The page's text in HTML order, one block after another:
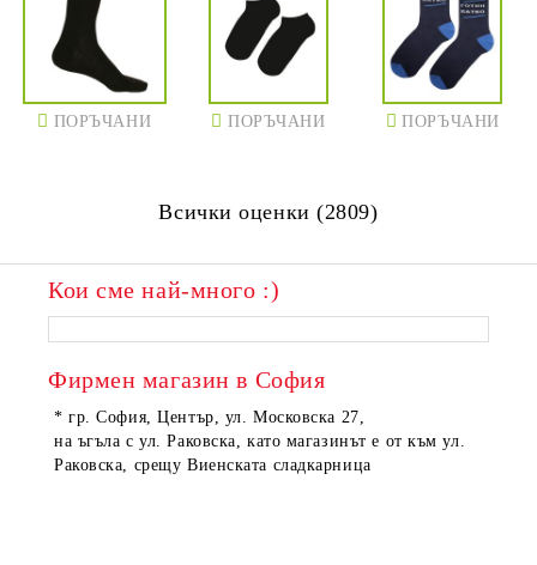
ПОРЪЧАНИ ПОРЪЧАНИ ПОРЪЧАНИ
ПОРЪЧАНИ
Всички оценки (2809)
Кои сме най-много :)
Фирмен магазин в София
* гр. София, Център, ул. Московска 27,
на ъгъла с ул. Раковска, като магазинът е от към ул.
Раковска, срещу Виенската сладкарница